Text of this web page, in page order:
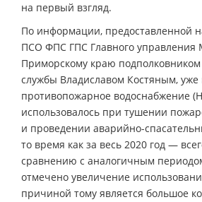
на первый взгляд.
По информации, предоставленной
ПСО ФПС ГПС Главного управления
Приморскому краю
службы Владиславом Костяным, уже
противопожарное водоснабжение
использовалось при тушении
и проведении аварийно-
то время как за весь 2020 год —
сравнению с аналогичным
отмечено увеличение
причиной тому является большое